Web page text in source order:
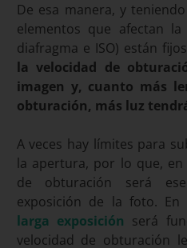
De esa manera, y
elementos que afectan
diafragma e ISO) están
la velocidad de
imagen y, cuanto más
obturación, más luz
A veces hay límites para
la apertura, por lo que, en
de obturación será
exposición de la foto. En
larga exposición será
velocidad de obturación